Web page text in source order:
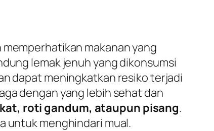
makanan yang
lemak jenuh yang dikonsumsi
dapat meningkatkan resiko terjadi
dengan yang lebih sehat dan
roti gandum, ataupun pisang.
untuk menghindari mual.